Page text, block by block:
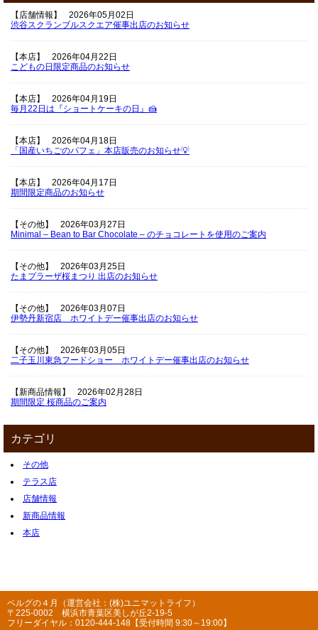
【店舗情報】
2026年05月02日
渋谷スクランブルスクエア催事出店のお知らせ
【本店】
2026年04月22日
こどもの日限定商品のお知らせ
【本店】
2026年04月19日
毎月22日は『ショートケーキの日』🍰
【本店】
2026年04月18日
「国産いちごのパフェ」本店販売のお知らせ💡
【本店】
2026年04月17日
期間限定商品のお知らせ
【その他】
2026年03月27日
Minimal – Bean to Bar Chocolate – のチョコレートを使用のご案内
【その他】
2026年03月25日
たまプラーザ桜まつり 出店のお知らせ
【その他】
2026年03月07日
伊勢丹新宿店 ホワイトデー催事出店のお知らせ
【その他】
2026年03月05日
二子玉川東急フードショー ホワイトデー催事出店のお知らせ
【新商品情報】
2026年02月28日
期間限定 桜商品のご案内
カテゴリ
その他
テラス店
店舗情報
新商品情報
本店
ベルグの４月（運営会社：(株)ユニマットライフ）
〒225-0002 横浜市青葉区美しが丘2-19-5
フリーダイヤル：0120-444-148【受付時間 9:30～19:00】